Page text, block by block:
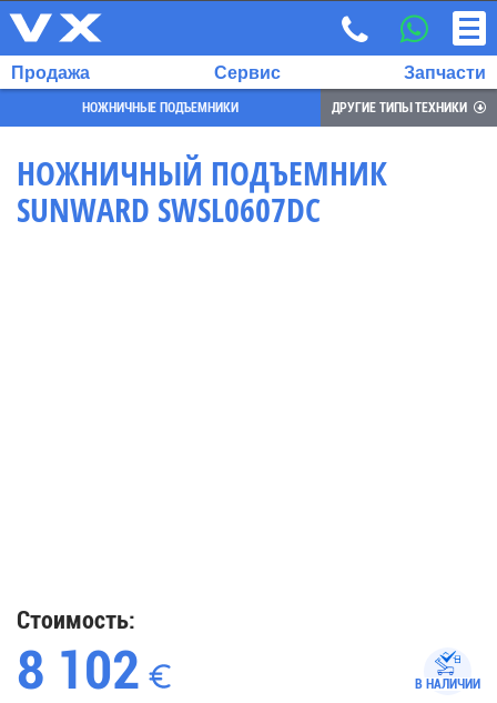
ВЫБРАННЫЙ
Купить новую технику
Сферы применения
Продажа Сервис Запчасти
НОЖНИЧНЫЕ ПОДЪЕМНИКИ ДРУГИЕ ТИПЫ ТЕХНИКИ
НОЖНИЧНЫЙ ПОДЪЕМНИК
SUNWARD SWSL0607DC
Стоимость:
8 102 В НАЛИЧИИ